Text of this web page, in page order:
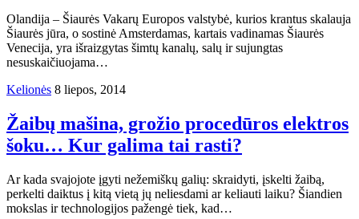
Olandija – Šiaurės Vakarų Europos valstybė, kurios krantus skalauja
Šiaurės jūra, o sostinė Amsterdamas, kartais vadinamas Šiaurės
Venecija, yra išraizgytas šimtų kanalų, salų ir sujungtas
nesuskaičiuojama…
Kelionės 8 liepos, 2014
Žaibų mašina, grožio procedūros elektros
šoku… Kur galima tai rasti?
Ar kada svajojote įgyti nežemiškų galių: skraidyti, įskelti žaibą,
perkelti daiktus į kitą vietą jų neliesdami ar keliauti laiku? Šiandien
mokslas ir technologijos pažengė tiek, kad…